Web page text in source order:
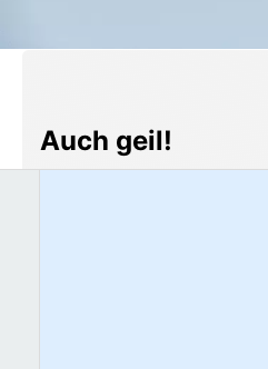
Produktgalerie überspringen
Auch geil!